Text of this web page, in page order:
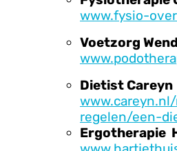
www.fysio-
Voetzorg
Dietist Careyn
regelen/een-
Ergotherapie